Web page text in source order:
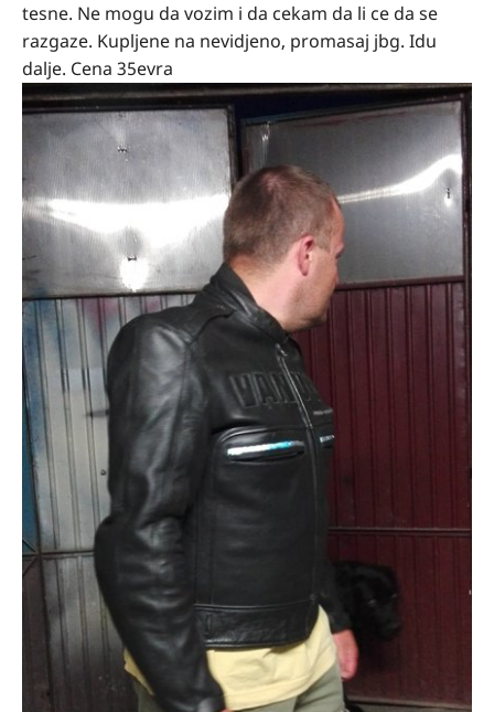
tesne. Ne mogu da vozim i da cekam da li ce da se
razgaze. Kupljene na nevidjeno, promasaj jbg. Idu
dalje. Cena 35evra